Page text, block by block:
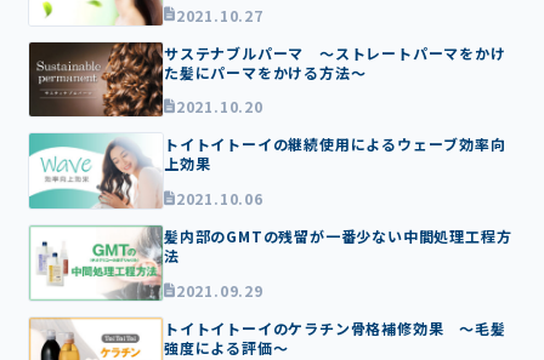
2021.10.27
サステナブルパーマ ～ストレートパーマをかけ
た髪にパーマをかける方法～
2021.10.20
トイトイトーイの継続使用によるウェーブ効率向
上効果
2021.10.06
髪内部のGMTの残留が一番少ない中間処理工程方
法
2021.09.29
トイトイトーイのケラチン骨格補修効果 ～毛髪
強度による評価～